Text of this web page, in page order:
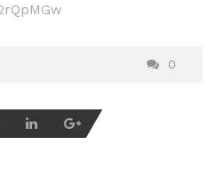
0